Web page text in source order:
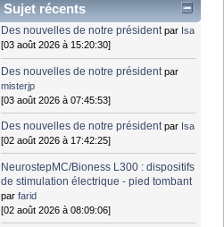
Sujet récents
Des nouvelles de notre président par Isa
[03 août 2026 à 15:20:30]
Des nouvelles de notre président par
misterjp
[03 août 2026 à 07:45:53]
Des nouvelles de notre président par Isa
[02 août 2026 à 17:42:25]
NeurostepMC/Bioness L300 : dispositifs
de stimulation électrique - pied tombant
parfarid
[02 août 2026 à 08:09:06]